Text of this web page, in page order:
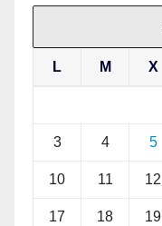
L M X
3 4 5
10 11 12
17 18 19